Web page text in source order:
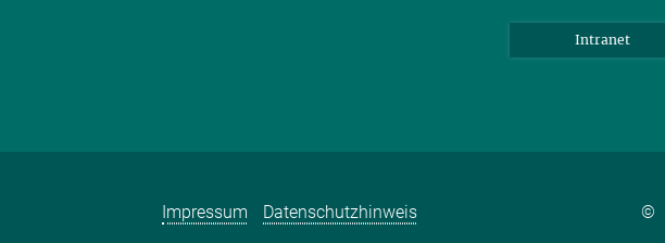
Intranet
Impressum Datenschutzhinweis ©